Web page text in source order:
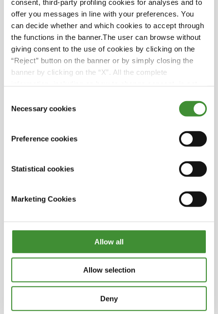
consent, third-party profiling cookies for analyses and to
offer you messages in line with your preferences. You
can decide whether and which cookies to accept through
the functions in the banner.The user can browse without
giving consent to the use of cookies by clicking on the
“Reject” button on the banner or by simply closing the
banner by clicking on the “X”. All the complete
Selection
Necessary cookies
Preference cookies
Statistical cookies
Marketing Cookies
Allow all
Allow selection
Deny
будет процветать во всех сферах сельского
хозяйства.
Главные герои
Вы знали?
Роль женщин в сельском хозяйстве
недостаточно признана.
Предоставление равных ресурсов
женщинам-фермерам в развивающихся
странах может привести к потенциальному